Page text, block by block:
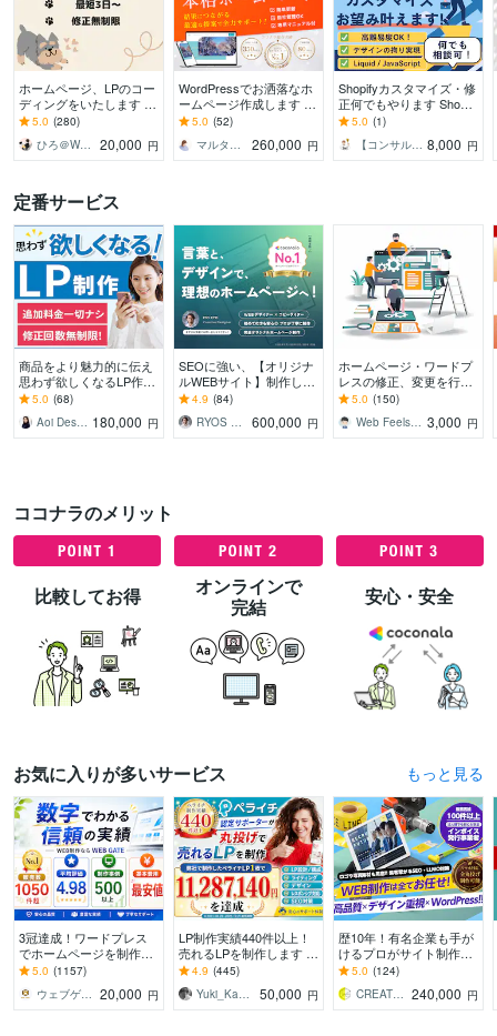
すべて見る
ホームページ、LPのコー
ディングをいたします レ
スポンシブ対応可能！素
早く丁寧にコーディング
いたします！
5.0 (280)
ひろ＠Webコーダー
20,000 円
WordPressでお洒落なホ
ームページ作成します 中
小企業・個人店様対象★
考えた導線設計
5.0 (52)
マルタニ_March｜HP制作×マーケタ
260,000 円
Shopifyカスタマイズ・修
正何でもやります Shopif
yのプロがデザイン/機能
開発/カスタマイズ対応！
5.0 (1)
【コンサル・マーケ・エンジニア】Dai 8,000 円
定番サービス
商品をより魅力的に伝え
思わず欲しくなるLP作り
ます Web集客や売上アッ
プをデザインの力でサポ
ート
5.0 (68)
Aoi Design（LP制作） 180,000 円
SEOに強い、【オリジナ
ルWEBサイト】制作しま
す 初心者でも安心！売れ
るデザインで、長く愛さ
れるサイト作成
4.9 (84)
RYOS DESIGN
600,000 円
ホームページ・ワードプ
レスの修正、変更を行い
ます HTML、CSSによる
正、画像差し替え
5.0 (150)
Web Feels ケイ 3,000 円
ココナラのメリット
比較してお得
オンラインで
完結
安心・安全
お気に入りが多いサービスお気に入りが多いサービスをもっと見る
3冠達成！ワードプレス
でホームページを制作し
ます WEB制作＆デザイン
数・お気に入り数）
5.0 (1157)
ウェブゲート 20,000 円
LP制作実績440件以上！
売れるLPを制作します 設
計、構成からライティン
グ、デザインまで全て丸
投げ対応可能！
4.9 (445)
Yuki_Kanamaru
50,000 円
歴10年！有名企業も手が
けるプロがサイト制作し
ます 初心者でも安心★ヒ
アリング重視・要望に沿
って柔軟に対応可能
5.0 (124)
CREATORSZERO 240,000 円